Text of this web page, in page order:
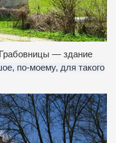
— здание
по-моему, для такого